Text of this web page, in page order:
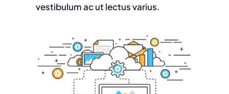
vestibulum ac ut lectus varius.